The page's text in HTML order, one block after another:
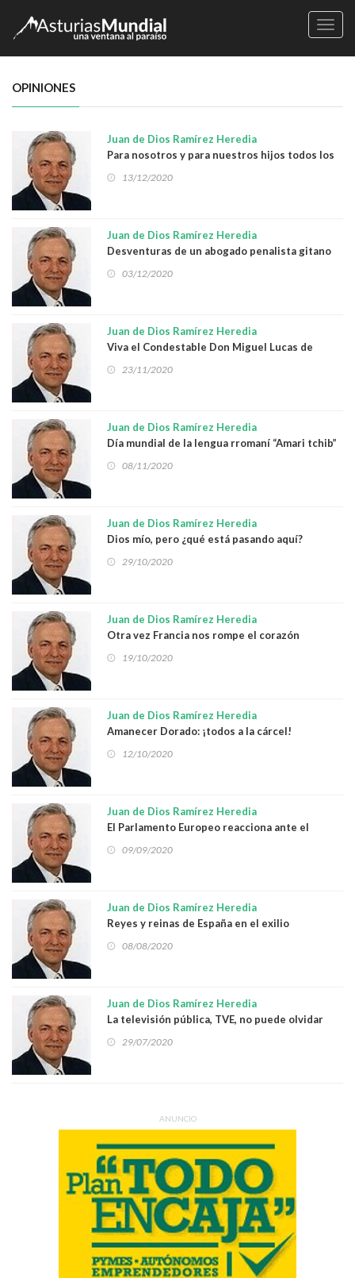
OPINIONES
Juan de Dios Ramírez Heredia
Para nosotros y para nuestros hijos todos los
días del año es Navidad
13/12/2020
Juan de Dios Ramírez Heredia
Desventuras de un abogado penalista gitano
03/12/2020
Juan de Dios Ramírez Heredia
Viva el Condestable Don Miguel Lucas de
Iranzo
23/11/2020
Juan de Dios Ramírez Heredia
Día mundial de la lengua rromaní “Amari tchib”
08/11/2020
Juan de Dios Ramírez Heredia
Dios mío, pero ¿qué está pasando aquí?
29/10/2020
Juan de Dios Ramírez Heredia
Otra vez Francia nos rompe el corazón
19/10/2020
Juan de Dios Ramírez Heredia
Amanecer Dorado: ¡todos a la cárcel!
12/10/2020
Juan de Dios Ramírez Heredia
El Parlamento Europeo reacciona ante el
antigitanismo
09/09/2020
Juan de Dios Ramírez Heredia
Reyes y reinas de España en el exilio
08/08/2020
Juan de Dios Ramírez Heredia
La televisión pública, TVE, no puede olvidar
que no es una televisión privada
29/07/2020
ANUNCIO